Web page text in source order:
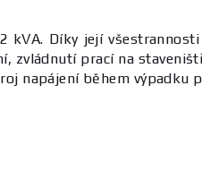
kVA. Díky její
zvládnutí prací na
napájení během výpadku